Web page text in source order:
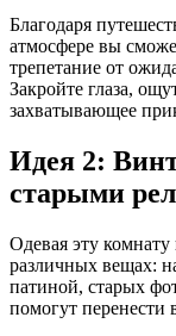
Благодаря
атмосфере вы
трепетание от
Закройте глаза,
захватывающее
Идея 2:
старыми
Одевая эту
различных вещах:
патиной, старых
помогут перенести